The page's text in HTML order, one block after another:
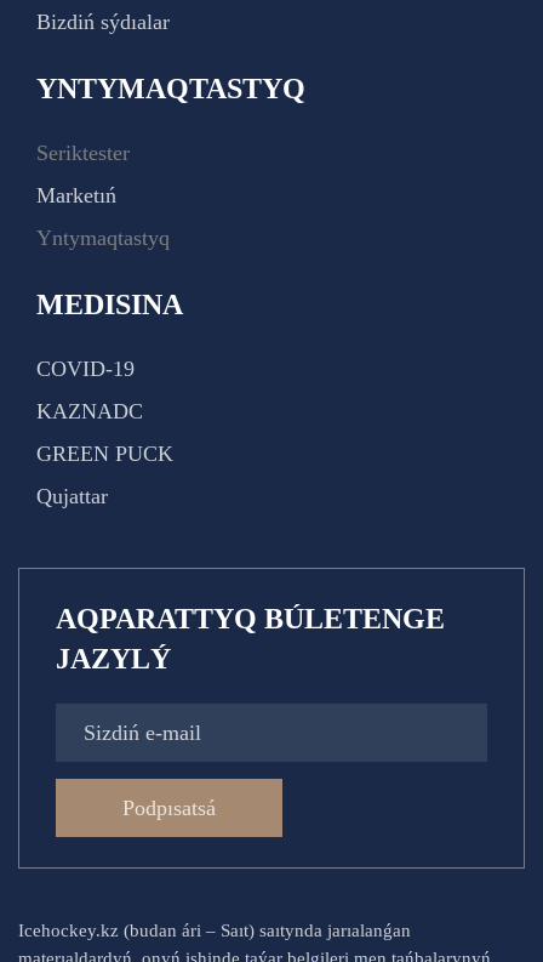
Bizdiń sýdıalar
YNTYMAQTASTYQ
Seriktester
Marketıń
Yntymaqtastyq
MEDISINA
COVID-19
KAZNADC
GREEN PUCK
Qujattar
AQPARATTYQ BÚLETENGE
JAZYLÝ
Podpısatsá
Icehockey.kz (budan ári – Saıt) saıtynda jarıalanǵan